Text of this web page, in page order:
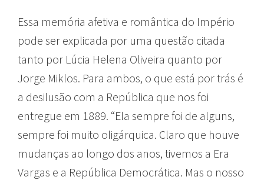
Essa memória afetiva e romântica do Império
pode ser explicada por uma questão citada
tanto por Lúcia Helena Oliveira quanto por
Jorge Miklos. Para ambos, o que está por trás é
a desilusão com a República que nos foi
entregue em 1889. “Ela sempre foi de alguns,
sempre foi muito oligárquica. Claro que houve
mudanças ao longo dos anos, tivemos a Era
Vargas e a República Democrática. Mas o nosso